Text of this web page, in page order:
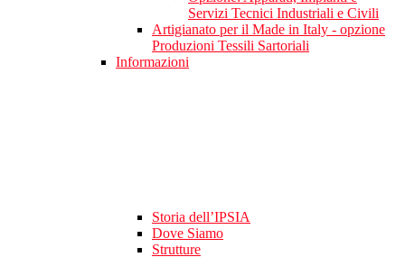
Servizi Tecnici Industriali e Civili
Artigianato per il Made in Italy - opzione
Produzioni Tessili Sartoriali
Informazioni
Storia dell’IPSIA
Dove Siamo
Strutture